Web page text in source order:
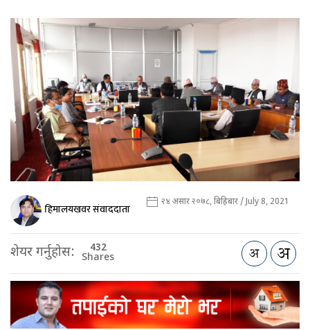
हिमालयखवर संवाददाता २४ असार २०७८, बिहिबार / July 8, 2021
शेयर गर्नुहोस: 432
Shares